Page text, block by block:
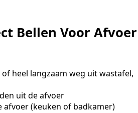
Bellen Voor Afvoer
heel langzaam weg uit wastafel,
uit de afvoer
afvoer (keuken of badkamer)